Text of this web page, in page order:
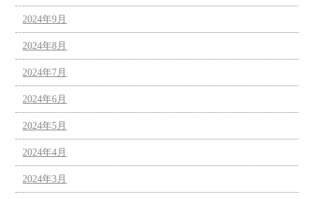
2024年9月
2024年8月
2024年7月
2024年6月
2024年5月
2024年4月
2024年3月